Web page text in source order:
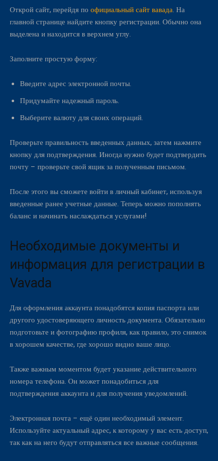
Открой сайт, перейдя по официальный сайт вавада. На
главной странице найдите кнопку регистрации. Обычно она
выделена и находится в верхнем углу.
Заполните простую форму:
Введите адрес электронной почты.
Придумайте надежный пароль.
Выберите валюту для своих операций.
Проверьте правильность введенных данных, затем нажмите
кнопку для подтверждения. Иногда нужно будет подтвердить
почту – проверьте свой ящик за полученным письмом.
После этого вы сможете войти в личный кабинет, используя
введенные ранее учетные данные. Теперь можно пополнять
баланс и начинать наслаждаться услугами!
Необходимые документы и
информация для регистрации в
Vavada
Для оформления аккаунта понадобятся копия паспорта или
другого удостоверяющего личность документа. Обязательно
подготовьте и фотографию профиля, как правило, это снимок
в хорошем качестве, где хорошо видно ваше лицо.
Также важным моментом будет указание действительного
номера телефона. Он может понадобиться для
подтверждения аккаунта и для получения уведомлений.
Электронная почта – ещё один необходимый элемент.
Используйте актуальный адрес, к которому у вас есть доступ,
так как на него будут отправляться все важные сообщения.